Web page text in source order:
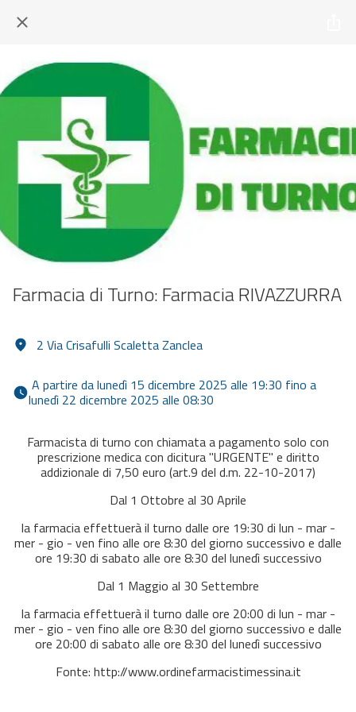
Farmacia di Turno: Farmacia RIVAZZURRA
2 Via Crisafulli Scaletta Zanclea
lunedì 22 dicembre 2025 alle 08:30
Farmacista di turno con chiamata a pagamento solo con
prescrizione medica con dicitura "URGENTE" e diritto
addizionale di 7,50 euro (art.9 del d.m. 22-10-2017)
​Dal 1 Ottobre al 30 Aprile
la farmacia effettuerà il turno dalle ore 19:30 di lun - mar -
mer - gio - ven fino alle ore 8:30 del giorno successivo e dalle
ore 19:30 di sabato alle ore 8:30 del lunedì successivo
Dal 1 Maggio al 30 Settembre
la farmacia effettuerà il turno dalle ore 20:00 di lun - mar -
mer - gio - ven fino alle ore 8:30 del giorno successivo e dalle
ore 20:00 di sabato alle ore 8:30 del lunedì successivo
Fonte: http://www.ordinefarmacistimessina.it